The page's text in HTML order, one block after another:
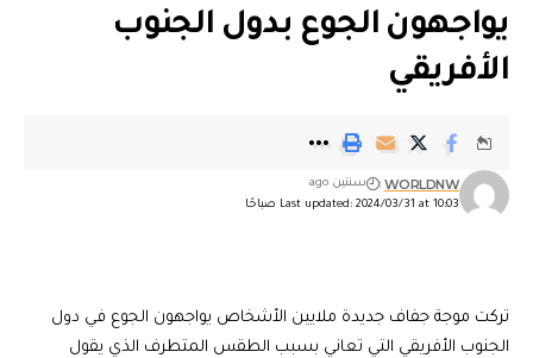
يواجهون الجوع بدول الجنوب
الأفريقي
Last updated: 2024/03/31 at 10:03 صباحًا
WORLDNW سنتين ago
تركت موجة جفاف جديدة ملايين الأشخاص يواجهون الجوع في دول
الجنوب الأفريقي التي تعاني بسبب الطقس المتطرف الذي يقول